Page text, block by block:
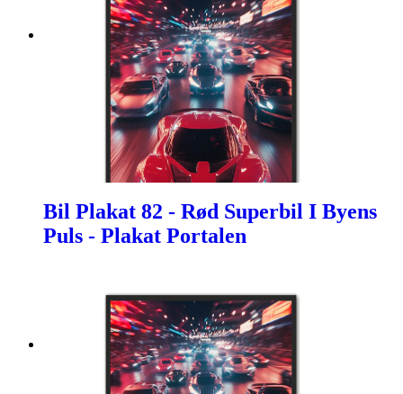
Bil Plakat 82 - Rød Superbil I Byens
Puls - Plakat Portalen